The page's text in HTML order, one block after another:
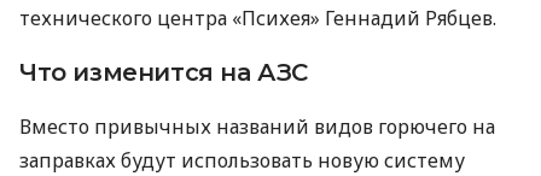
технического центра «Психея» Геннадий Рябцев.
Что изменится на АЗС
Вместо привычных названий видов горючего на
заправках будут использовать новую систему